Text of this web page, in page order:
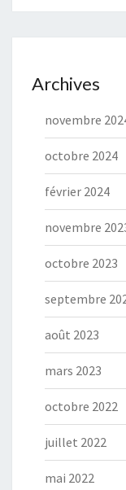
Archives
novembre
octobre 2024
février 2024
novembre
octobre 2023
septembre
août 2023
mars 2023
octobre 2022
juillet 2022
mai 2022